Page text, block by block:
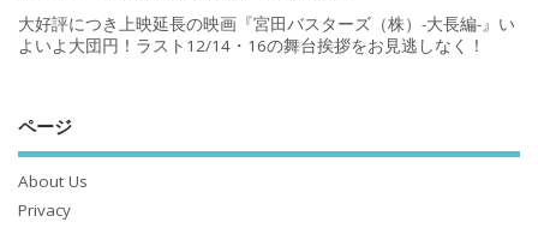
大好評につき上映延長の映画『宮田バスターズ（株）-大長編-』い
よいよ大団円！ラスト12/14・16の舞台挨拶をお見逃しなく！
ページ
About Us
Privacy